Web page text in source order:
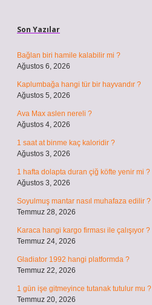
Son Yazılar
Bağlan biri hamile kalabilir mi ?
Ağustos 6, 2026
Kaplumbağa hangi tür bir hayvandır ?
Ağustos 5, 2026
Ava Max aslen nereli ?
Ağustos 4, 2026
1 saat at binme kaç kaloridir ?
Ağustos 3, 2026
1 hafta dolapta duran çiğ köfte yenir mi ?
Ağustos 3, 2026
Soyulmuş mantar nasıl muhafaza edilir ?
Temmuz 28, 2026
Karaca hangi kargo firması ile çalışıyor ?
Temmuz 24, 2026
Gladiator 1992 hangi platformda ?
Temmuz 22, 2026
1 gün işe gitmeyince tutanak tutulur mu ?
Temmuz 20, 2026